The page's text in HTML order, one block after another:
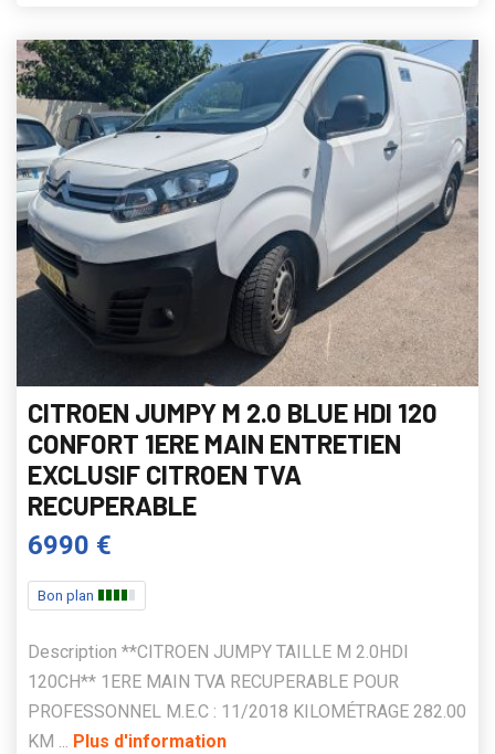
CITROEN JUMPY M 2.0 BLUE HDI 120
CONFORT 1ERE MAIN ENTRETIEN
EXCLUSIF CITROEN TVA
RECUPERABLE
6990 €
Bon plan
Description **CITROEN JUMPY TAILLE M 2.0HDI
120CH** 1ERE MAIN TVA RECUPERABLE POUR
PROFESSONNEL M.E.C : 11/2018 KILOMÉTRAGE 282.00
KM ... Plus d'information